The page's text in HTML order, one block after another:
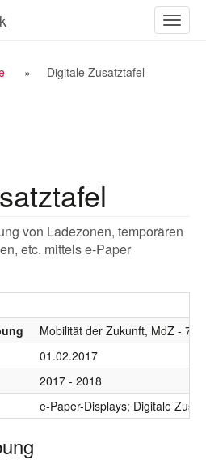
ein-/
Digitale Zusatztafel
von Ladezonen, temporären
etc. mittels e-Paper
Mobilität der Zukunft, MdZ - 7.
01.02.2017
2017 - 2018
e-Paper-Displays; Digitale